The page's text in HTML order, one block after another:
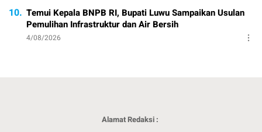
10. Temui Kepala BNPB RI, Bupati Luwu Sampaikan Usulan
Pemulihan Infrastruktur dan Air Bersih
4/08/2026
Alamat Redaksi :